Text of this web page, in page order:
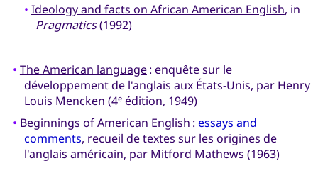
• Ideology and facts on African American English, in
Pragmatics(1992)
• The American language: enquête sur le
développement de l'anglais aux États-Unis, par Henry
Louis Mencken (4eédition, 1949)
• Beginnings of American English : essays and
comments, recueil de textes sur les origines de
l'anglais américain, par Mitford Mathews (1963)